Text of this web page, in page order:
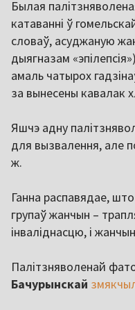
Былая
катаванні ў
словаў, асуджаную
дыягназам
амаль чатырох
за вынесены кавалак
Яшчэ адну
для вызвалення, але
ж.
Ганна распавядае, што
групаў жанчын –
інваліднасцю, і
Палітзняволенай
Бачурынскай